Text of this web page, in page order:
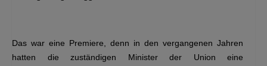
Das war eine Premiere, denn in den vergangenen Jahren
hatten die zuständigen Minister der Union eine